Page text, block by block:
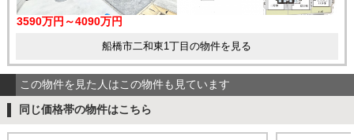
3590万円～4090万円
船橋市二和東1丁目の物件を見る
この物件を見た人はこの物件も見ています
同じ価格帯の物件はこちら